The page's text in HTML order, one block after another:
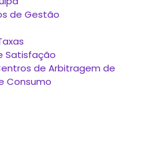
de Gestão
Satisfação
de Arbitragem de
Consumo